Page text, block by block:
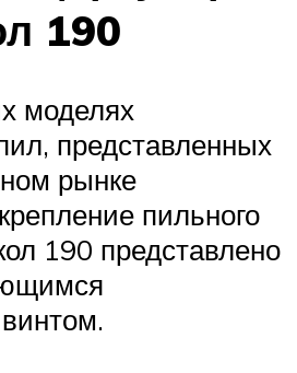
190
моделях
представленных
рынке
пильного
190 представлено